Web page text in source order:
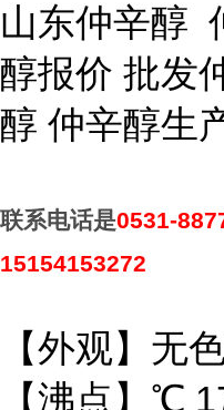
山东仲辛醇
醇报价 批发
醇 仲辛醇生
联系电话是0531-
15154153272
【外观】无
【沸点】℃